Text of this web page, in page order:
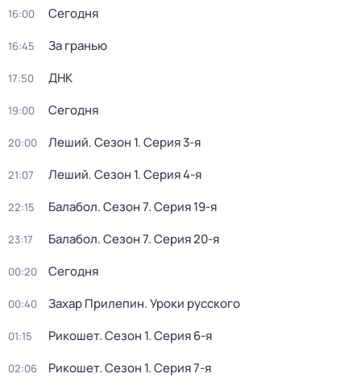
16:00 Сегодня
16:45 За гранью
17:50 ДНК
19:00 Сегодня
20:00 Леший. Сезон 1. Серия 3-я
21:07 Леший. Сезон 1. Серия 4-я
22:15 Балабол. Сезон 7. Серия 19-я
23:17 Балабол. Сезон 7. Серия 20-я
00:20 Сегодня
00:40 Захар Прилепин. Уроки русского
01:15 Рикошет. Сезон 1. Серия 6-я
02:06 Рикошет. Сезон 1. Серия 7-я